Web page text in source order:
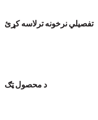
تفصيلي نرخونه ترلاسه کړئ
د محصول ټګ